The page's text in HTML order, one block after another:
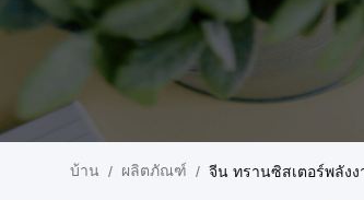
บ้าน / ผลิตภัณฑ์ / จีน ทรานซิสเตอร์พลังง